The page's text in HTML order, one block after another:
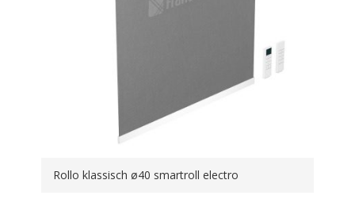
Rollo klassisch ø40 smartroll electro